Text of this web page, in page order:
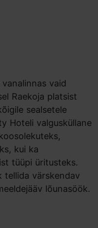
vaid
Raekoja platsist
sealsetele
Hoteli valgusküllane
kui ka
tüüpi üritusteks.
tellida värskendav
lõunasöök.